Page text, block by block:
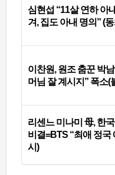
심현섭 “11살 연하 아
겨, 집도 아내 명의” (
이찬원, 원조 춤꾼 박
머님 잘 계시지” 폭소(
리센느 미나미 母, 한
비결=BTS “최애 정국
시)